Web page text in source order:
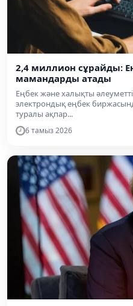
2,4 миллион сұрайды:
мамандарды атады
Еңбек және халықты
электрондық еңбек
туралы ақпар...
6 тамыз 2026